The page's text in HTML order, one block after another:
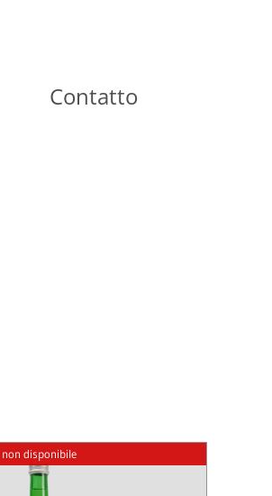
Contatto
non disponibile